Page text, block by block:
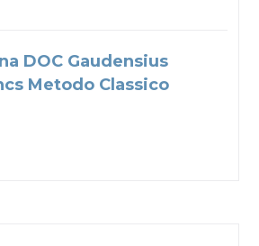
DOC Gaudensius
Metodo Classico